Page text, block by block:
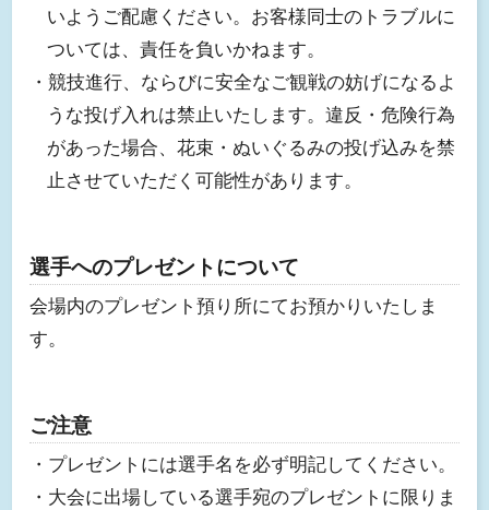
いようご配慮ください。お客様同士のトラブルに
ついては、責任を負いかねます。
・競技進行、ならびに安全なご観戦の妨げになるよ
うな投げ入れは禁止いたします。違反・危険行為
があった場合、花束・ぬいぐるみの投げ込みを禁
止させていただく可能性があります。
選手へのプレゼントについて
会場内のプレゼント預り所にてお預かりいたしま
す。
ご注意
・プレゼントには選手名を必ず明記してください。
・大会に出場している選手宛のプレゼントに限りま